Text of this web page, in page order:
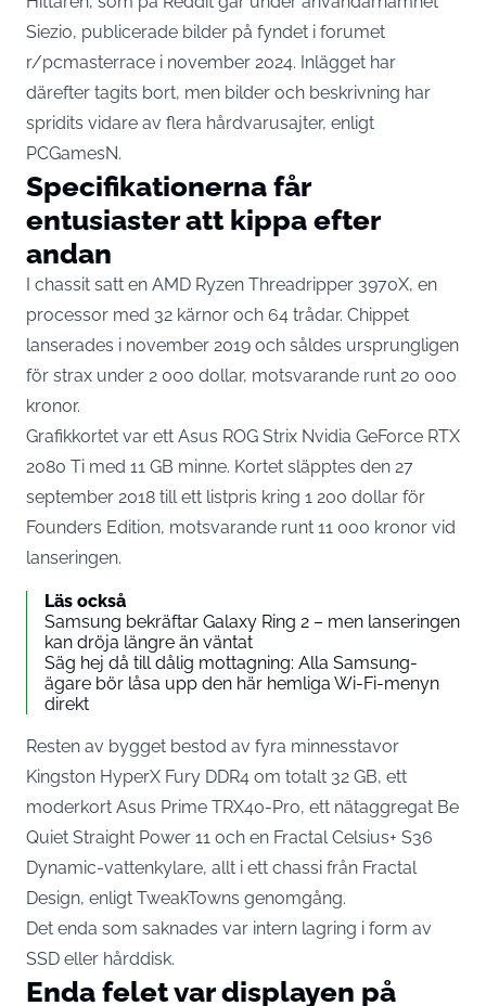
Siezio, publicerade bilder på fyndet i forumet
r/pcmasterrace i november 2024. Inlägget har
därefter tagits bort, men bilder och beskrivning har
spridits vidare av flera hårdvarusajter, enligt
PCGamesN.
Specifikationerna får
entusiaster att kippa efter
andan
I chassit satt en AMD Ryzen Threadripper 3970X, en
processor med 32 kärnor och 64 trådar. Chippet
lanserades i november 2019 och såldes ursprungligen
för strax under 2 000 dollar, motsvarande runt 20 000
kronor.
Grafikkortet var ett Asus ROG Strix Nvidia GeForce RTX
2080 Ti med 11 GB minne. Kortet släpptes den 27
september 2018 till ett listpris kring 1 200 dollar för
Founders Edition, motsvarande runt 11 000 kronor vid
lanseringen.
Läs också
Samsung bekräftar Galaxy Ring 2 – men lanseringen
kan dröja längre än väntat
Säg hej då till dålig mottagning: Alla Samsung-
ägare bör låsa upp den här hemliga Wi-Fi-menyn
direkt
Resten av bygget bestod av fyra minnesstavor
Kingston HyperX Fury DDR4 om totalt 32 GB, ett
moderkort Asus Prime TRX40-Pro, ett nätaggregat Be
Quiet Straight Power 11 och en Fractal Celsius+ S36
Dynamic-vattenkylare, allt i ett chassi från Fractal
Design, enligt TweakTowns genomgång.
Det enda som saknades var intern lagring i form av
SSD eller hårddisk.
Enda felet var displayen på